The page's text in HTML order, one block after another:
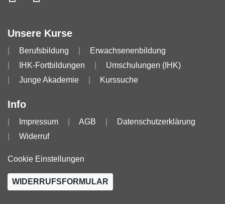
Unsere Kurse
Berufsbildung
Erwachsenenbildung
IHK-Fortbildungen
Umschulungen (IHK)
Junge Akademie
Kurssuche
Info
Impressum AGB
Datenschutzerklärung
Widerruf
Cookie Einstellungen
WIDERRUFSFORMULAR